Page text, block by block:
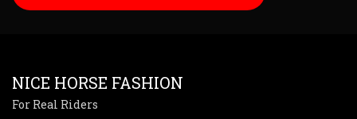
NICE HORSE FASHION
For Real Riders